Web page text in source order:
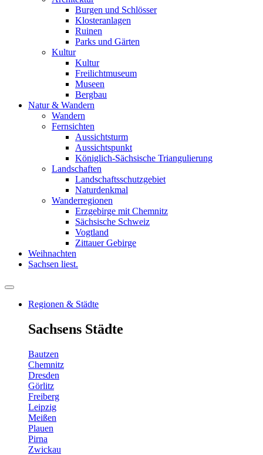
Burgen und Schlösser
Klosteranlagen
Ruinen
Parks und Gärten
Kultur
Kultur
Freilichtmuseum
Museen
Bergbau
Natur & Wandern
Wandern
Fernsichten
Aussichtsturm
Aussichtspunkt
Königlich-Sächsische Triangulierung
Landschaften
Landschaftsschutzgebiet
Naturdenkmal
Wanderregionen
Erzgebirge mit Chemnitz
Sächsische Schweiz
Vogtland
Zittauer Gebirge
Weihnachten
Sachsen liest.
Regionen & Städte
Sachsens Städte
Bautzen
Chemnitz
Dresden
Görlitz
Freiberg
Leipzig
Meißen
Plauen
Pirna
Zwickau